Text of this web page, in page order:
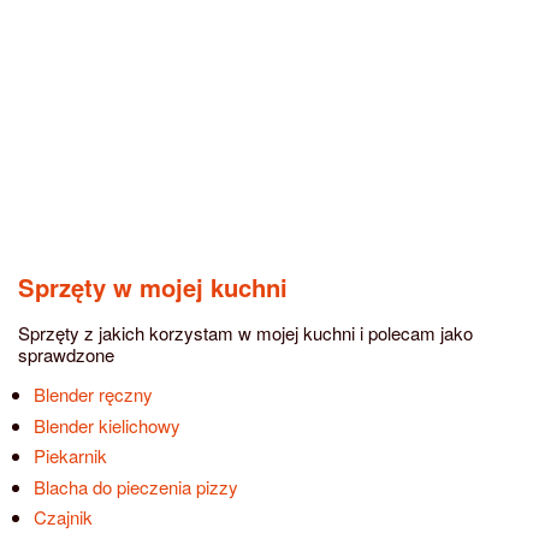
Sprzęty w mojej kuchni
Sprzęty z jakich korzystam w mojej kuchni i polecam jako
sprawdzone
Blender ręczny
Blender kielichowy
Piekarnik
Blacha do pieczenia pizzy
Czajnik